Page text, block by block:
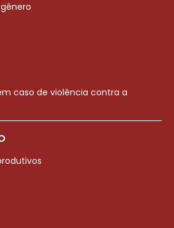
caso de violência contra a